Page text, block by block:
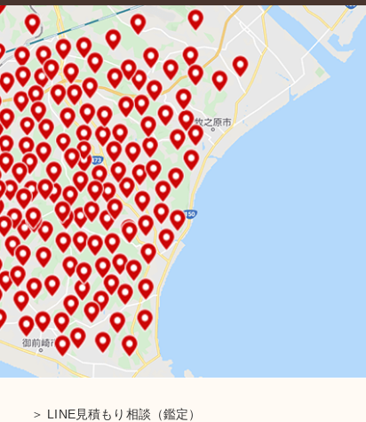
LINE見積もり相談（鑑定）